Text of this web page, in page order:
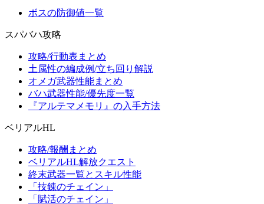
ボスの防御値一覧
スパバハ攻略
攻略/行動表まとめ
土属性の編成例/立ち回り解説
オメガ武器性能まとめ
バハ武器性能/優先度一覧
『アルテマメモリ』の入手方法
ベリアルHL
攻略/報酬まとめ
ベリアルHL解放クエスト
終末武器一覧とスキル性能
「技錬のチェイン」
「賦活のチェイン」